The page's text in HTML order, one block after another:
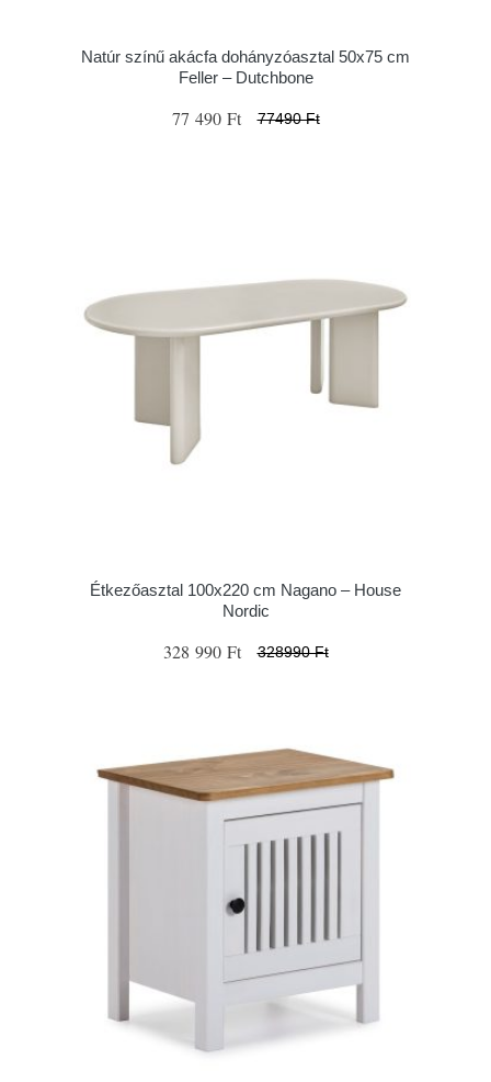
Natúr színű akácfa dohányzóasztal 50x75 cm
Feller – Dutchbone
77 490 Ft 77490 Ft
Étkezőasztal 100x220 cm Nagano – House
Nordic
328 990 Ft 328990 Ft